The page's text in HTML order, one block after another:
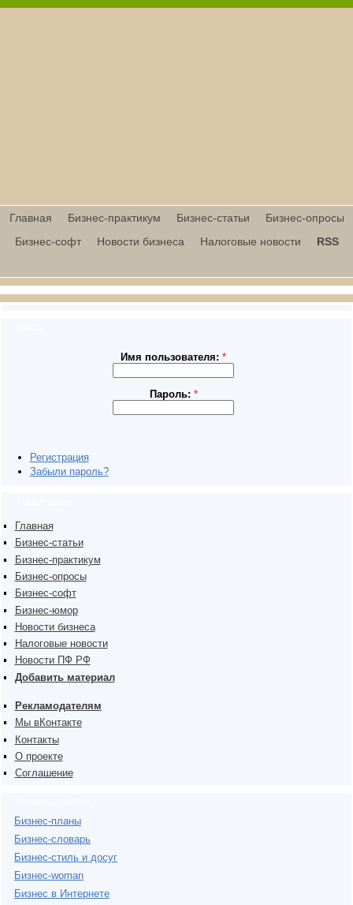
Главная Бизнес-практикум Бизнес-статьи
Бизнес-опросы
Бизнес-софт
Новости бизнеса Налоговые новости RSS
Имя пользователя:*
Пароль: *
Регистрация
Забыли пароль?
Главная
Бизнес-статьи
Бизнес-практикум
Бизнес-опросы
Бизнес-софт
Бизнес-юмор
Новости бизнеса
Налоговые новости
Новости ПФ РФ
Добавить материал
Рекламодателям
Мы вКонтакте
Контакты
О проекте
Соглашение
Бизнес-планы
Бизнес-словарь
Бизнес-стиль и досуг
Бизнес-woman
Бизнес в Интернете